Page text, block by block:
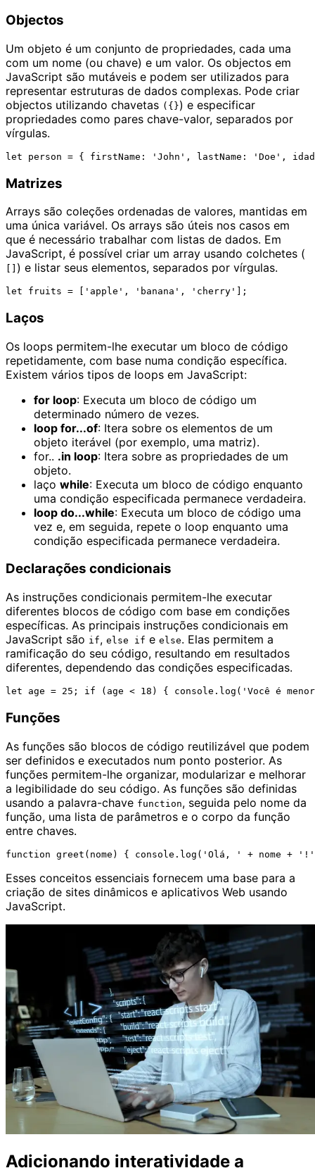
Objectos
Um objeto é um conjunto de propriedades, cada uma
com um nome (ou chave) e um valor. Os objectos em
JavaScript são mutáveis e podem ser utilizados para
representar estruturas de dados complexas. Pode criar
objectos utilizando chavetas ({}) e especificar
propriedades como pares chave-valor, separados por
vírgulas.
Matrizes
Arrays são coleções ordenadas de valores, mantidas em
uma única variável. Os arrays são úteis nos casos em
que é necessário trabalhar com listas de dados. Em
JavaScript, é possível criar um array usando colchetes (
) e listar seus elementos, separados por vírgulas.
Laços
Os loops permitem-lhe executar um bloco de código
repetidamente, com base numa condição específica.
Existem vários tipos de loops em JavaScript:
for loop: Executa um bloco de código um
determinado número de vezes.
loop for...of: Itera sobre os elementos de um
objeto iterável (por exemplo, uma matriz).
for.. .in loop: Itera sobre as propriedades de um
objeto.
laço while: Executa um bloco de código enquanto
uma condição especificada permanece verdadeira.
loop do...while: Executa um bloco de código uma
vez e, em seguida, repete o loop enquanto uma
condição especificada permanece verdadeira.
Declarações condicionais
As instruções condicionais permitem-lhe executar
diferentes blocos de código com base em condições
específicas. As principais instruções condicionais em
JavaScript são if, else if e else. Elas permitem a
ramificação do seu código, resultando em resultados
diferentes, dependendo das condições especificadas.
Funções
As funções são blocos de código reutilizável que podem
ser definidos e executados num ponto posterior. As
funções permitem-lhe organizar, modularizar e melhorar
a legibilidade do seu código. As funções são definidas
usando a palavra-chave function, seguida pelo nome da
função, uma lista de parâmetros e o corpo da função
entre chaves.
Esses conceitos essenciais fornecem uma base para a
criação de sites dinâmicos e aplicativos Web usando
JavaScript.
Adicionando interatividade a